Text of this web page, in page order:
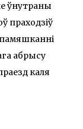
ўнутраны
праходзіў
памяшканні
абрысу
каля